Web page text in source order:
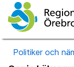
Politiker och